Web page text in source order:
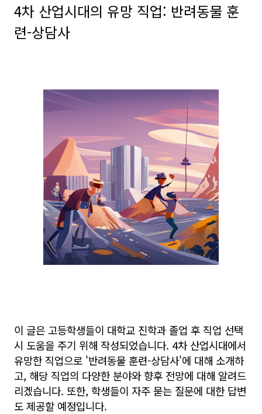
4차 산업시대의 유망 직업: 반려동물 훈
련-상담사
이 글은 고등학생들이 대학교 진학과 졸업 후 직업 선택
시 도움을 주기 위해 작성되었습니다. 4차 산업시대에서
유망한 직업으로 '반려동물 훈련-상담사'에 대해 소개하
고, 해당 직업의 다양한 분야와 향후 전망에 대해 알려드
리겠습니다. 또한, 학생들이 자주 묻는 질문에 대한 답변
도 제공할 예정입니다.